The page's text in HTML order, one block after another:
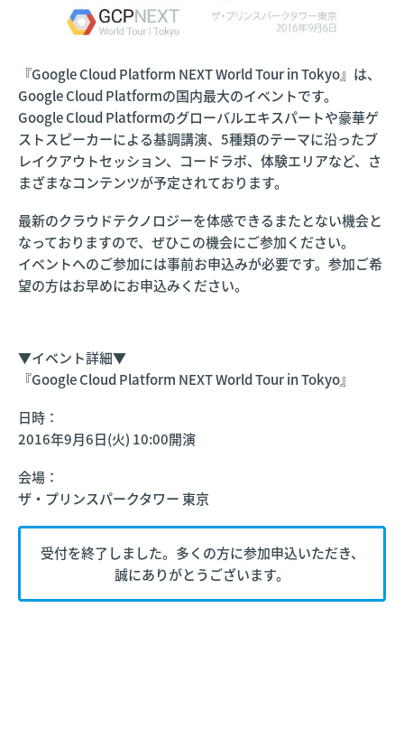
『Google Cloud Platform NEXT World Tour in Tokyo』は、
Google Cloud Platformの国内最大のイベントです。
Google Cloud Platformのグローバルエキスパートや豪華ゲ
ストスピーカーによる基調講演、5種類のテーマに沿ったブ
レイクアウトセッション、コードラボ、体験エリアなど、さ
まざまなコンテンツが予定されております。
最新のクラウドテクノロジーを体感できるまたとない機会と
なっておりますので、ぜひこの機会にご参加ください。
イベントへのご参加には事前お申込みが必要です。参加ご希
望の方はお早めにお申込みください。
▼イベント詳細▼
『Google Cloud Platform NEXT World Tour in Tokyo』
日時：
2016年9月6日(火) 10:00開演
会場：
ザ・プリンスパークタワー 東京
受付を終了しました。多くの方に参加申込いただき、
誠にありがとうございます。